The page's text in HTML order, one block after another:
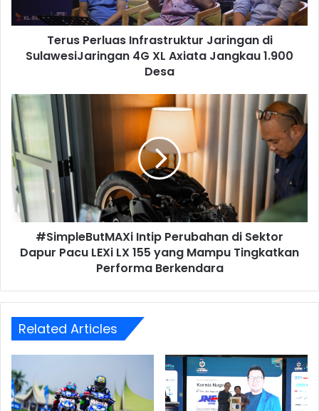
Axiata
1.900
Terus Perluas Infrastruktur Jaringan di
SulawesiJaringan 4G XL Axiata Jangkau 1.900
Desa
#SimpleButMAXi
Intip
Perubahan
di
Sektor
Dapur
Pacu
LEXi
LX
yang
Performa
#SimpleButMAXi Intip Perubahan di Sektor
Dapur Pacu LEXi LX 155 yang Mampu Tingkatkan
Performa Berkendara
Related Articles